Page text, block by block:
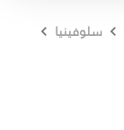
سلوفينيا